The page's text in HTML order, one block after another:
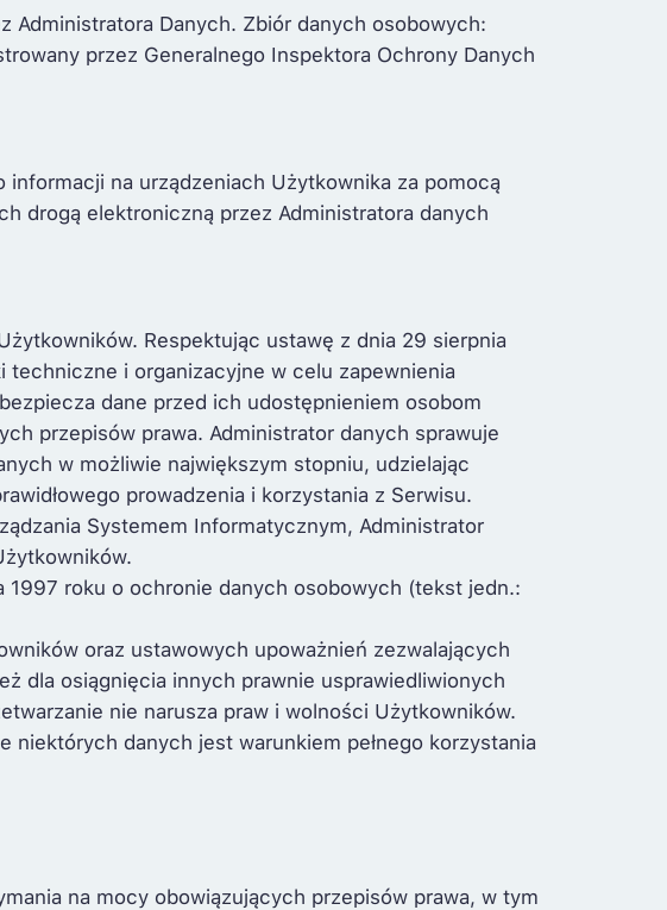
Administratora Danych. Zbiór danych osobowych:
przez Generalnego Inspektora Ochrony Danych
na urządzeniach Użytkownika za pomocą
drogą elektroniczną przez Administratora danych
Respektując ustawę z dnia 29 sierpnia
i organizacyjne w celu zapewnienia
dane przed ich udostępnieniem osobom
przepisów prawa. Administrator danych sprawuje
w możliwie największym stopniu, udzielając
prowadzenia i korzystania z Serwisu.
Systemem Informatycznym, Administrator
roku o ochronie danych osobowych (tekst jedn.:
oraz ustawowych upoważnień zezwalających
dla osiągnięcia innych prawnie usprawiedliwionych
nie narusza praw i wolności Użytkowników.
danych jest warunkiem pełnego korzystania
na mocy obowiązujących przepisów prawa, w tym